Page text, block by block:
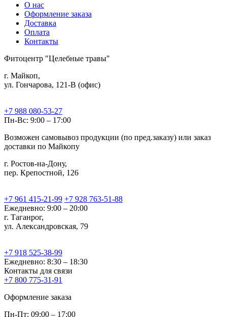
О нас
Оформление заказа
Доставка
Оплата
Контакты
Фитоцентр "Целебные травы"
г. Майкоп,
ул. Гончарова, 121-В (офис)
+7 988 080-53-27
Пн-Вс: 9:00 – 17:00
Возможен самовывоз продукции (по пред.заказу) или заказ
доставки по Майкопу
г. Ростов-на-Дону,
пер. Крепостной, 126
+7 961 415-21-99 +7 928 763-51-88
Ежедневно: 9:00 – 20:00
г. Таганрог,
ул. Александровская, 79
+7 918 525-38-99
Ежедневно: 8:30 – 18:30
Контакты для связи
+7 800 775-31-91
Оформление заказа
Пн-Пт: 09:00 – 17:00